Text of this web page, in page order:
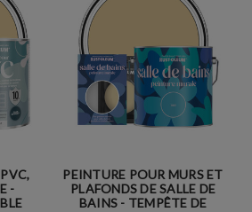
-
PEINTURE POUR MURS ET
PLAFONDS DE SALLE DE
BAINS - TEMPÊTE DE